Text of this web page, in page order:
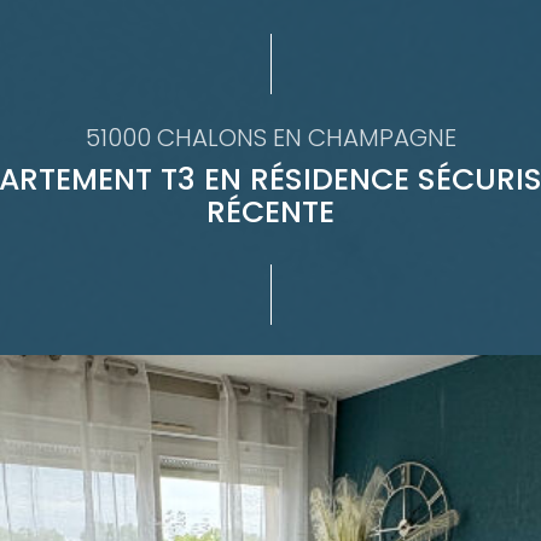
51000 CHALONS EN CHAMPAGNE
T3 EN RÉSIDENCE
RÉCENTE